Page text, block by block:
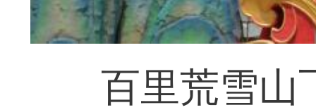
百里荒雪山